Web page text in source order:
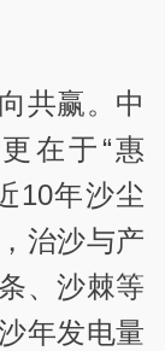
共赢。中
在于“惠
10年沙尘
治沙与产
、沙棘等
年发电量